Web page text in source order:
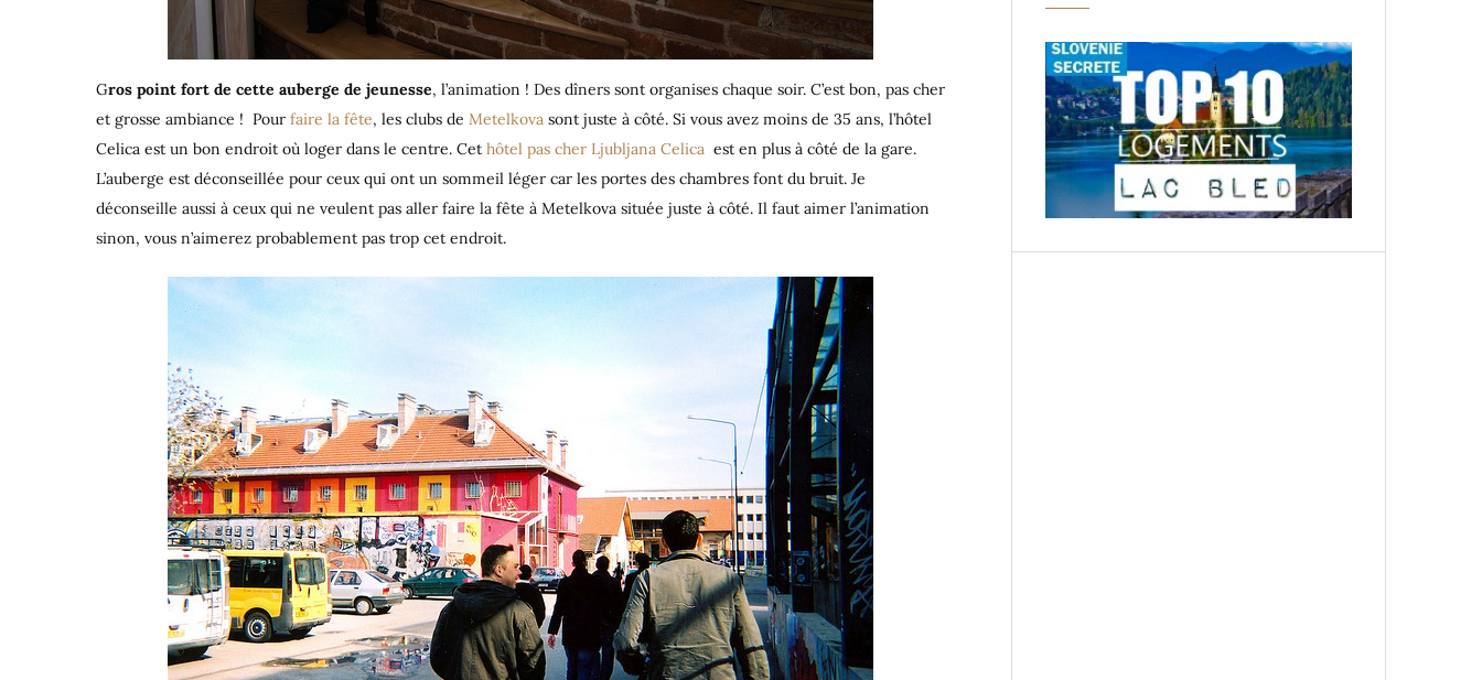
Gros point fort de cette auberge de jeunesse, l’animation ! Des dîners sont organises chaque soir. C’est bon, pas cher
et grosse ambiance ! Pour faire la fête, les clubs de Metelkova sont juste à côté. Si vous avez moins de 35 ans, l’hôtel
Celica est un bon endroit où loger dans le centre. Cet hôtel pas cher Ljubljana Celica est en plus à côté de la gare.
L’auberge est déconseillée pour ceux qui ont un sommeil léger car les portes des chambres font du bruit. Je
déconseille aussi à ceux qui ne veulent pas aller faire la fête à Metelkova située juste à côté. Il faut aimer l’animation
sinon, vous n’aimerez probablement pas trop cet endroit.